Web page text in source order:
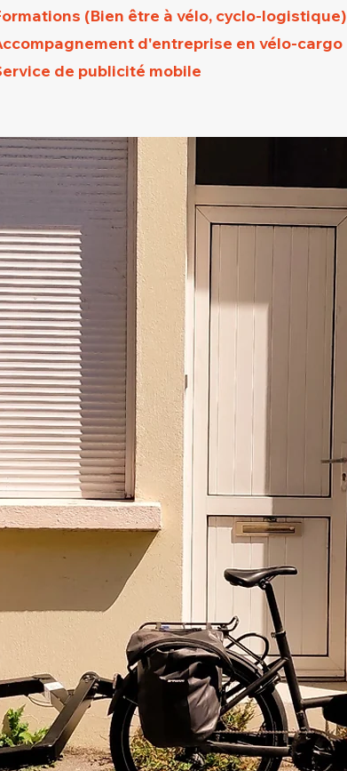
(Bien être à vélo, cyclo-logistique)
d'entreprise en vélo-cargo
de publicité mobile